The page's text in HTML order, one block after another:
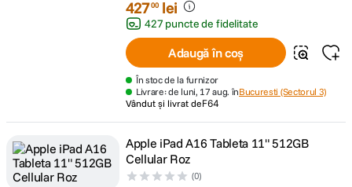
42700 lei
427 puncte de fidelitate
Adaugă în coș
În stoc de la furnizor
Livrare: de luni, 17 aug. înBucuresti (Sectorul 3)
Vândut și livrat deF64
Apple iPad A16 Tableta 11" 512GB
Cellular Roz
(0)